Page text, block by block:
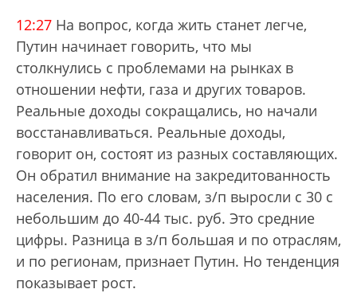
12:27 На вопрос, когда жить станет легче,
Путин начинает говорить, что мы
столкнулись с проблемами на рынках в
отношении нефти, газа и других товаров.
Реальные доходы сокращались, но начали
восстанавливаться. Реальные доходы,
говорит он, состоят из разных составляющих.
Он обратил внимание на закредитованность
населения. По его словам, з/п выросли с 30 с
небольшим до 40-44 тыс. руб. Это средние
цифры. Разница в з/п большая и по отраслям,
и по регионам, признает Путин. Но тенденция
показывает рост.